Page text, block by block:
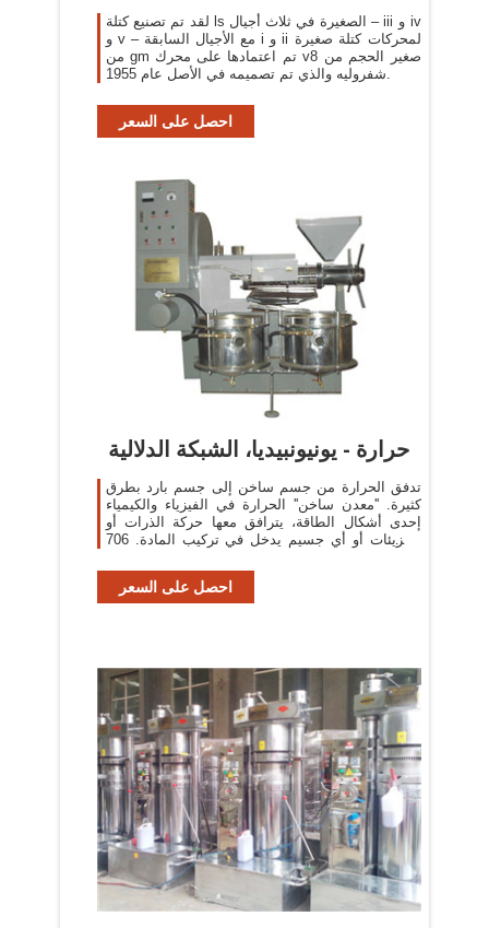
لقد تم تصنيع كتلة ls الصغيرة في ثلاث أجيال – iii و iv
و v – مع الأجيال السابقة i و ii لمحركات كتلة صغيرة
من gm تم اعتمادها على محرك v8 صغير الحجم من
شفروليه والذي تم تصميمه في الأصل عام 1955.
احصل على السعر
حرارة - يونيونبيديا، الشبكة الدلالية
تدفق الحرارة من جسم ساخن إلى جسم بارد بطرق
كثيرة. ''معدن ساخن'' الحرارة في الفيزياء والكيمياء
إحدى أشكال الطاقة، يترافق معها حركة الذرات أو
الجزيئات أو أي جسيم يدخل في تركيب المادة. 706
احصل على السعر